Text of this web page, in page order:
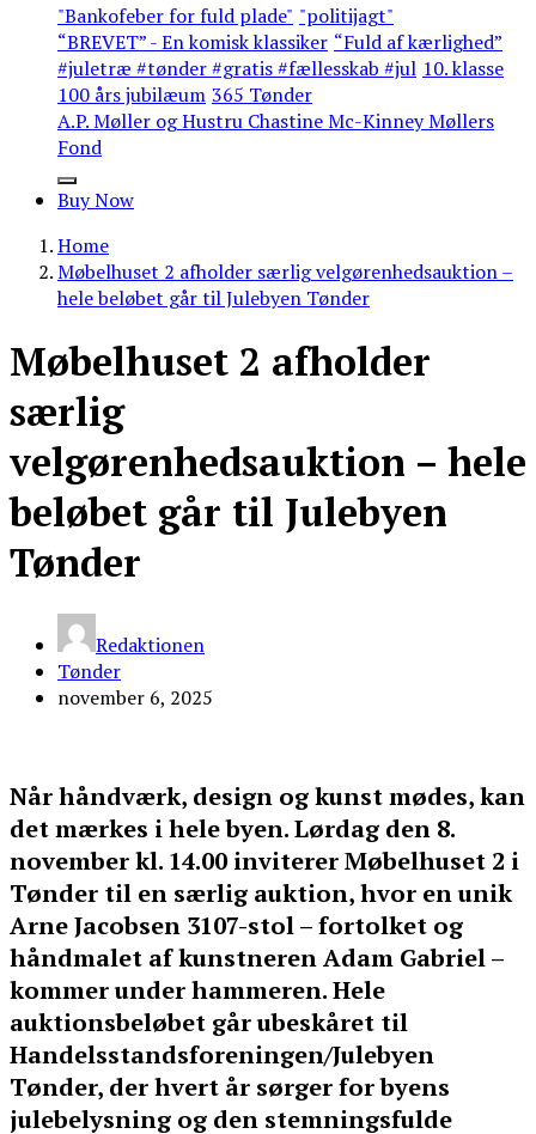
"Bankofeber for fuld plade" "politijagt"
“BREVET” - En komisk klassiker “Fuld af kærlighed”
#juletræ #tønder #gratis #fællesskab #jul 10. klasse
100 års jubilæum 365 Tønder
A.P. Møller og Hustru Chastine Mc-Kinney Møllers
Fond
Buy Now
Home
Møbelhuset 2 afholder særlig velgørenhedsauktion –
hele beløbet går til Julebyen Tønder
Møbelhuset 2 afholder
særlig
velgørenhedsauktion – hele
beløbet går til Julebyen
Tønder
Redaktionen
Tønder
november 6, 2025
Når håndværk, design og kunst mødes, kan
det mærkes i hele byen. Lørdag den 8.
november kl. 14.00 inviterer Møbelhuset 2 i
Tønder til en særlig auktion, hvor en unik
Arne Jacobsen 3107-stol – fortolket og
håndmalet af kunstneren Adam Gabriel –
kommer under hammeren. Hele
auktionsbeløbet går ubeskåret til
Handelsstandsforeningen/Julebyen
Tønder, der hvert år sørger for byens
julebelysning og den stemningsfulde